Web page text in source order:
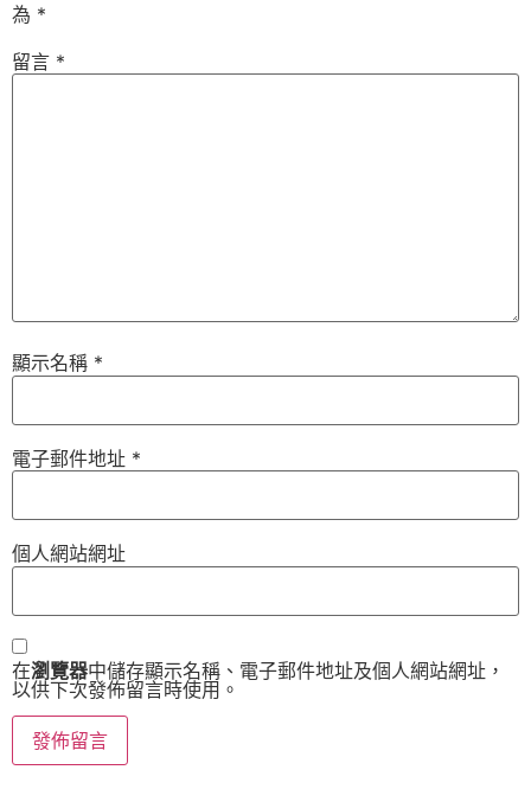
為 *
留言 *
顯示名稱 *
電子郵件地址 *
個人網站網址
在瀏覽器中儲存顯示名稱、電子郵件地址及個人網站網址，
以供下次發佈留言時使用。